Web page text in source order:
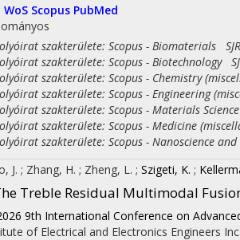
WoS Scopus PubMed
szakterülete: Scopus - Biomaterials
szakterülete: Scopus - Biotechnology
szakterülete: Scopus - Chemistry
szakterülete: Scopus - Engineering
szakterülete: Scopus - Materials
szakterülete: Scopus - Medicine
szakterülete: Scopus - Nanoscience
J. ; Zhang, H. ; Zheng, L. ; Szigeti, K. ;
Treble Residual Multimodal
9th International Conference on
of Electrical and Electronics Engineers Inc.